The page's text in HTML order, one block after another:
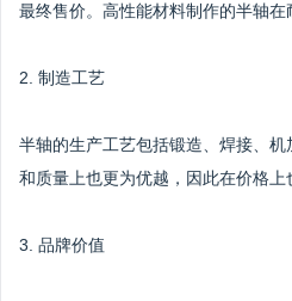
最终售价。高性能材料制作的半轴
2. 制造工艺
半轴的生产工艺包括锻造、焊接、
和质量上也更为优越，因此在价格上
3. 品牌价值